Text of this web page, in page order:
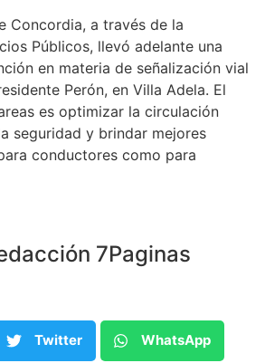
Concordia, a través de la
Públicos, llevó adelante una
en materia de señalización vial
Perón, en Villa Adela. El
es optimizar la circulación
seguridad y brindar mejores
conductores como para
7Paginas
Twitter WhatsApp